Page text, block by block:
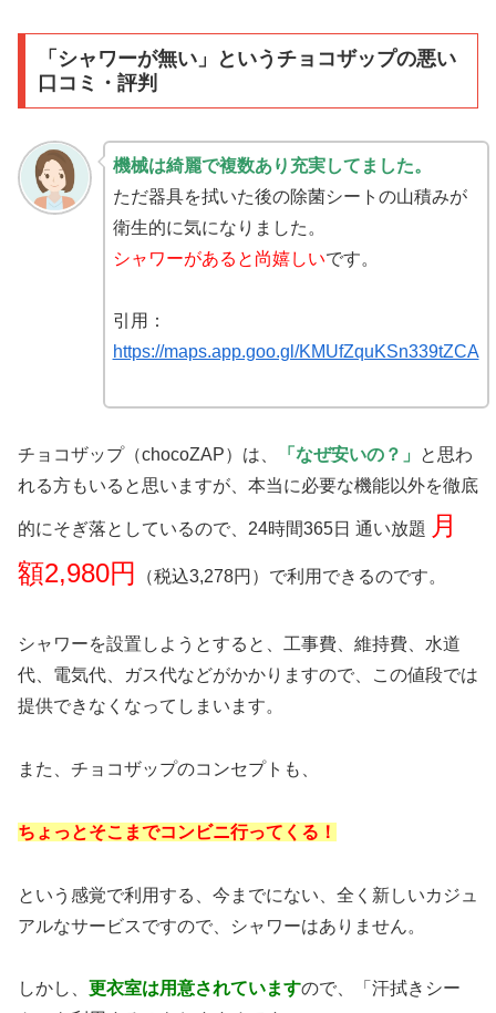
「シャワーが無い」というチョコザップの悪い
口コミ・評判
機械は綺麗で複数あり充実してました。
ただ器具を拭いた後の除菌シートの山積みが
衛生的に気になりました。
シャワーがあると尚嬉しいです。
引用：
https://maps.app.goo.gl/KMUfZquKSn339tZCA
チョコザップ（chocoZAP）は、 「なぜ安いの？」
と思わ
れる方もいると思いますが、本当に必要な機能以外を徹底
的にそぎ落としているので、24時間365日 通い放題 月
額2,980円
（税込3,278円）で利用できるのです。
シャワーを設置しようとすると、工事費、維持費、水道
代、電気代、ガス代などがかかりますので、この値段では
提供できなくなってしまいます。
また、チョコザップのコンセプトも、
ちょっとそこまでコンビニ行ってくる！
という感覚で利用する、今までにない、全く新しいカジュ
アルなサービスですので、シャワーはありません。
しかし、 更衣室は用意されていますので、「汗拭きシー